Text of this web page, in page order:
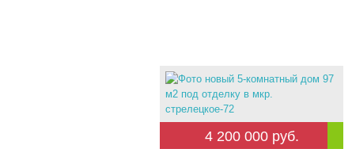
4 200 000 руб.